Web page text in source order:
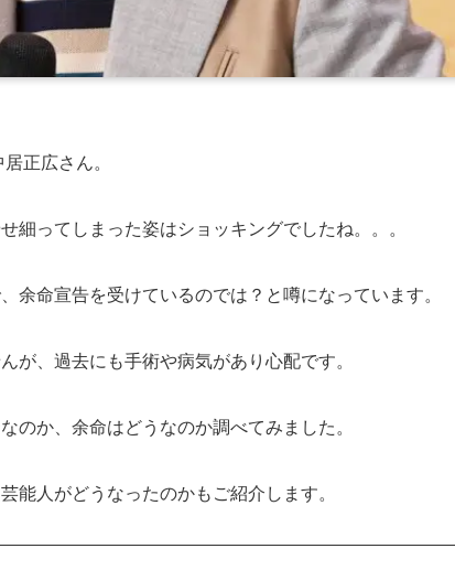
正広さん。
細ってしまった姿はショッキングでしたね。。。
余命宣告を受けているのでは？と噂になっています。
が、過去にも手術や病気があり心配です。
のか、余命はどうなのか調べてみました。
能人がどうなったのかもご紹介します。